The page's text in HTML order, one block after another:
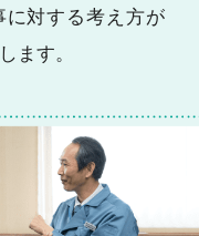
対する考え方が
ます。